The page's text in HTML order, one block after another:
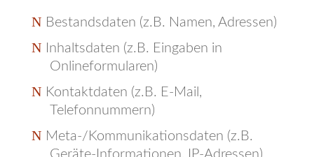
Bestandsdaten (z.B. Namen, Adressen)
Inhaltsdaten (z.B. Eingaben in
Onlineformularen)
Kontaktdaten (z.B. E-Mail,
Telefonnummern)
Meta-/Kommunikationsdaten (z.B.
Geräte-Informationen, IP-Adressen)